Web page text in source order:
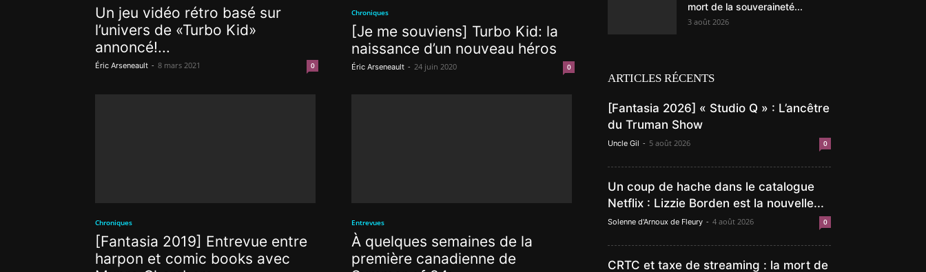
Un jeu vidéo rétro basé sur
l’univers de «Turbo Kid»
annoncé!...
Éric Arseneault - 8 mars 2021 0
Chroniques
[Je me souviens] Turbo Kid: la
naissance d’un nouveau héros
Éric Arseneault - 24 juin 2020 0
Chroniques
[Fantasia 2019] Entrevue entre
harpon et comic books avec
Entrevues
À quelques semaines de la
première canadienne de
mort de la souveraineté...
3 août 2026
ARTICLES RÉCENTS
[Fantasia 2026] « Studio Q » : L’ancêtre
du Truman Show
Uncle Gil - 5 août 2026 0
Un coup de hache dans le catalogue
Netflix : Lizzie Borden est la nouvelle...
Solenne d'Arnoux de Fleury - 4 août 2026 0
CRTC et taxe de streaming : la mort de